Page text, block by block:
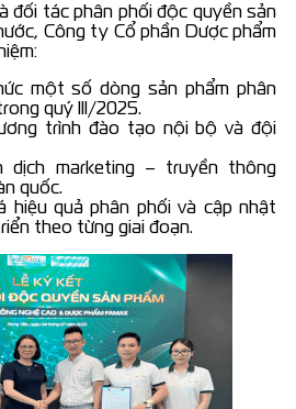
đối tác phân phối độc quyền sản
Công ty Cổ phần Dược phẩm
một số dòng sản phẩm phân
quý III/2025.
trình đào tạo nội bộ và đội
dịch marketing – truyền thông
quốc.
hiệu quả phân phối và cập nhật
theo từng giai đoạn.